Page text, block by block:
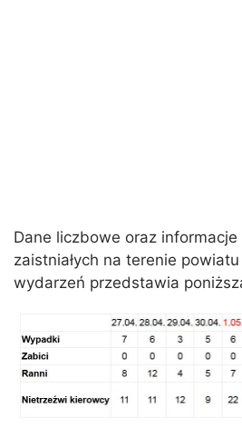
Dane liczbowe oraz
zaistniałych na terenie
wydarzeń przedstawia